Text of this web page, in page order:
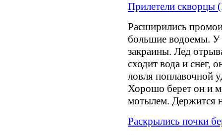
Прилетели скворцы
Расширились
большие водоемы. У
закраины. Лед
сходит вода и снег,
ловля поплавочной
Хорошо берет он и
мотылем. Держится
Раскрылись почки